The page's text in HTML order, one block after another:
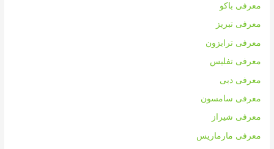
معرفی باکو
معرفی تبریز
معرفی ترابزون
معرفی تفلیس
معرفی دبی
معرفی سامسون
معرفی شیراز
معرفی مارماریس